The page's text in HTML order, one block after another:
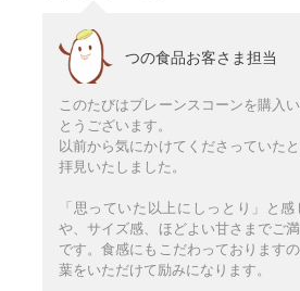
つの食品お客さま担当
このたびはプレーンスコーンを購入
とうございます。
以前から気にかけてくださっていた
拝見いたしました。
「思っていた以上にしっとり」と
や、サイズ感、ほどよい甘さまでご
です。食感にもこだわっております
葉をいただけて励みになります。